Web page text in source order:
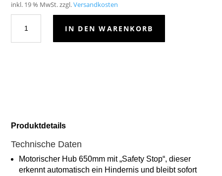
inkl. 19 % MwSt. zzgl.Versandkosten
Rollgestell
Slimline
IN DEN WARENKORB
Produktdetails
Technische Daten
Motorischer Hub 650mm mit „Safety Stop“, dieser
erkennt automatisch ein Hindernis und bleibt sofort